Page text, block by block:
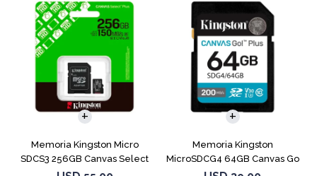
Memoria Kingston Micro
SDCS3 256GB Canvas Select
Plus
Memoria Kingston
MicroSDCG4 64GB Canvas Go
Plus V30